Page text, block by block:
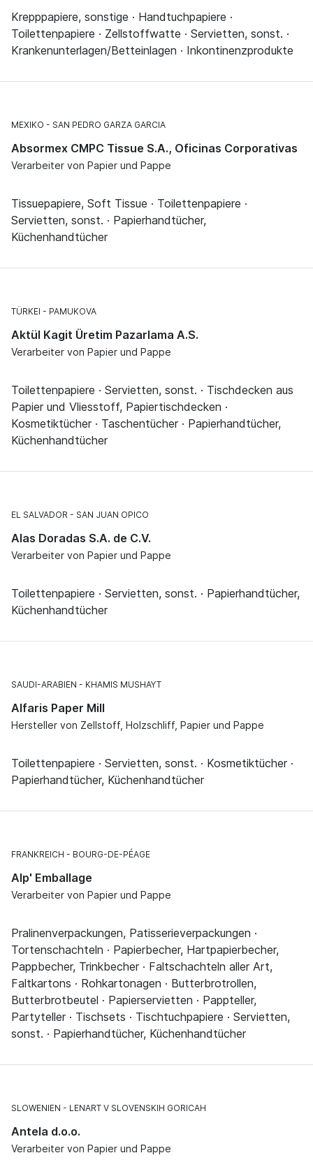
Krepppapiere, sonstige · Handtuchpapiere ·
Toilettenpapiere · Zellstoffwatte · Servietten, sonst. ·
Krankenunterlagen/Betteinlagen · Inkontinenzprodukte
MEXIKO SAN PEDRO GARZA GARCIA
Absormex CMPC Tissue S.A., Oficinas Corporativas
Verarbeiter von Papier und Pappe
Tissuepapiere, Soft Tissue · Toilettenpapiere ·
Servietten, sonst. · Papierhandtücher,
Küchenhandtücher
TÜRKEI PAMUKOVA
Aktül Kagit Üretim Pazarlama A.S.
Verarbeiter von Papier und Pappe
Toilettenpapiere · Servietten, sonst. · Tischdecken aus
Papier und Vliesstoff, Papiertischdecken ·
Kosmetiktücher · Taschentücher · Papierhandtücher,
Küchenhandtücher
EL SALVADOR SAN JUAN OPICO
Alas Doradas S.A. de C.V.
Verarbeiter von Papier und Pappe
Toilettenpapiere · Servietten, sonst. · Papierhandtücher,
Küchenhandtücher
SAUDI-ARABIEN KHAMIS MUSHAYT
Alfaris Paper Mill
Hersteller von Zellstoff, Holzschliff, Papier und Pappe
Toilettenpapiere · Servietten, sonst. · Kosmetiktücher ·
Papierhandtücher, Küchenhandtücher
FRANKREICH BOURG-DE-PÉAGE
Alp' Emballage
Verarbeiter von Papier und Pappe
Pralinenverpackungen, Patisserieverpackungen ·
Tortenschachteln · Papierbecher, Hartpapierbecher,
Pappbecher, Trinkbecher · Faltschachteln aller Art,
Faltkartons · Rohkartonagen · Butterbrotrollen,
Butterbrotbeutel · Papierservietten · Pappteller,
Partyteller · Tischsets · Tischtuchpapiere · Servietten,
sonst. · Papierhandtücher, Küchenhandtücher
SLOWENIEN LENART V SLOVENSKIH GORICAH
Antela d.o.o.
Verarbeiter von Papier und Pappe